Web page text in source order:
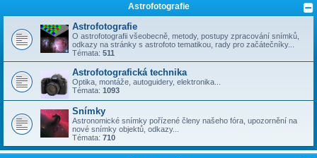
Astrofotografie
Astrofotografie
O astrofotografii všeobecně, metody, postupy zpracování snímků,
odkazy na stránky s astrofoto tematikou, rady pro začátečníky...
Témata: 511
Astrofotografická technika
Optika, montáže, autoguidery, elektronika...
Témata: 1093
Snímky
Astronomické snímky pořízené členy našeho fóra, upozornění na
nové snímky objektů, odkazy...
Témata: 710